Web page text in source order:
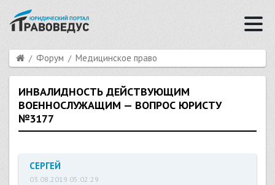
Форум Медицинское право
ИНВАЛИДНОСТЬ ДЕЙСТВУЮЩИМ
ВОЕННОСЛУЖАЩИМ — ВОПРОС ЮРИСТУ
№3177
СЕРГЕЙ
03.08.2019 05:02:29